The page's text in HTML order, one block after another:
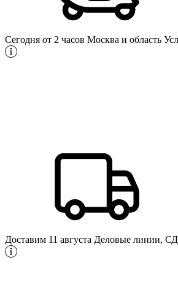
Сегодня от 2 часов Москва и область
Доставим 11 августа Деловые линии,